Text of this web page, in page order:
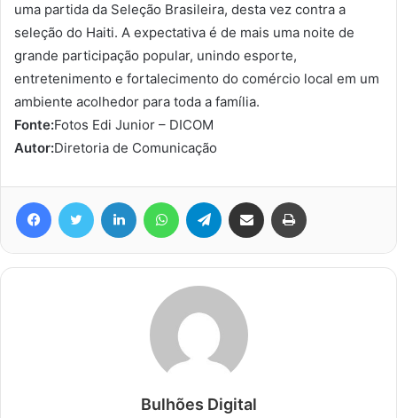
uma partida da Seleção Brasileira, desta vez contra a
seleção do Haiti. A expectativa é de mais uma noite de
grande participação popular, unindo esporte,
entretenimento e fortalecimento do comércio local em um
ambiente acolhedor para toda a família.
Fonte:Fotos Edi Junior – DICOM
Autor:Diretoria de Comunicação
FacebookTwitter Linkedin WhatsAppTelegram Compartilhar via e-mail
Bulhões Digital